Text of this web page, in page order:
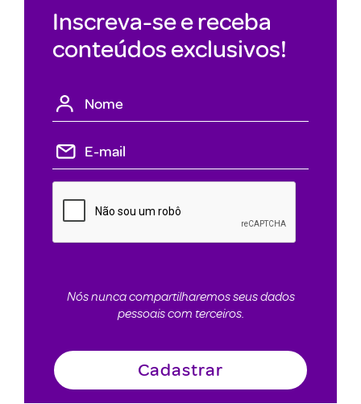
Inscreva-se e receba
conteúdos exclusivos!
Nós nunca compartilharemos seus dados
pessoais com terceiros.